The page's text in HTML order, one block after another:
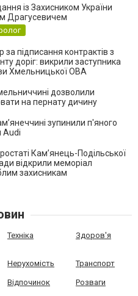
із Захисником України
Драгусевичем
за підписання контрактів з
доріг: викрили заступника
Хмельницької ОВА
дозволили
на пернату дичину
зупинили п'яного
Audi
Кам’янець-Подільської
відкрили меморіал
захисникам
Техніка Здоров'я
Нерухомість Транспорт
Відпочинок Розваги